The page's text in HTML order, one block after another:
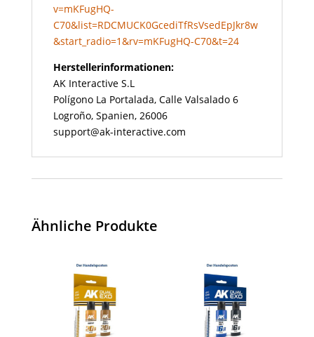
v=mKFugHQ-
C70&list=RDCMUCK0GcediTfRsVsedEpJkr8w
&start_radio=1&rv=mKFugHQ-C70&t=24
Herstellerinformationen:
AK Interactive S.L
Polígono La Portalada, Calle Valsalado 6
Logroño, Spanien, 26006
support@ak-interactive.com
Ähnliche Produkte